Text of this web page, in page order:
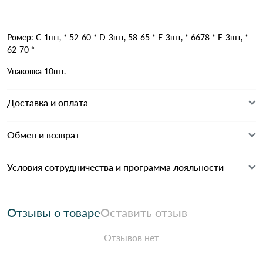
Ромер: С-1шт, * 52-60 * D-3шт, 58-65 * F-3шт, * 6678 * E-3шт, *
62-70 *
Упаковка 10шт.
Доставка и оплата
Обмен и возврат
Условия сотрудничества и программа лояльности
Отзывы о товареОставить отзыв
Отзывов нет